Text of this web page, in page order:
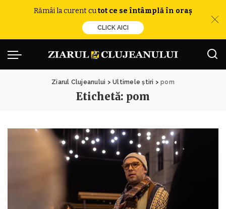
Rămâi la curent cutot ce se întâmplă în oraș
CLICK AICI
Ziarul Clujeanului >Ultimele știri >pom
Etichetă: pom